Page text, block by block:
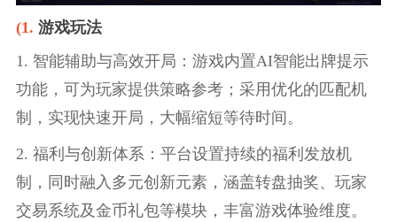
(1. 游戏玩法
1. 智能辅助与高效开局：游戏内置AI智能出牌提示
功能，可为玩家提供策略参考；采用优化的匹配机
制，实现快速开局，大幅缩短等待时间。
2. 福利与创新体系：平台设置持续的福利发放机
制，同时融入多元创新元素，涵盖转盘抽奖、玩家
交易系统及金币礼包等模块，丰富游戏体验维度。